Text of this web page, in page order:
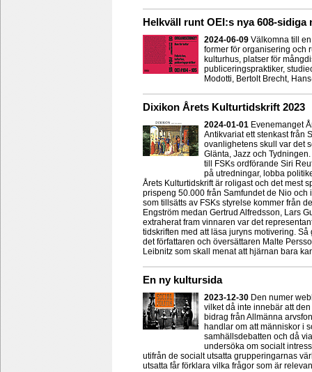
Helkväll runt OEI:s nya 608-sidiga
2024-06-09 Välkomna till
former för organisering och
kulturhus, platser för
publiceringspraktiker,
Modotti, Bertolt Brecht,
Dixikon Årets Kulturtidskrift 2023
2024-01-01 Evenemanget
Antikvariat ett stenkast från
ovanlighetens skull var det
Glänta, Jazz och
till FSKs ordförande Siri
på utredningar, lobba
Årets Kulturtidskrift är roligast och det mest
prispeng 50.000 från Samfundet de Nio
som tillsätts av FSKs styrelse kommer från
Engström medan Gertrud Alfredsson, Lars
extraherat fram vinnaren var det
tidskriften med att läsa juryns motivering.
det författaren och översättaren Malte
Leibnitz som skall menat att hjärnan bara
En ny kultursida
2023-12-30 Den numer
vilket då inte innebär att
bidrag från Allmänna
handlar om att människor i
samhällsdebatten och då
undersöka om socialt
utifrån de socialt utsatta grupperingarnas
utsatta får förklara vilka frågor som är